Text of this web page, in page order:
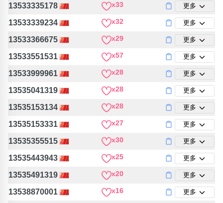
13533335178 x33 更多
13533339234 x32 更多
13533366675 x29 更多
13533551531 x57 更多
13533999961 x28 更多
13535041319 x28 更多
13535153134 x28 更多
13535153331 x27 更多
13535355515 x30 更多
13535443943 x25 更多
13535491319 x20 更多
13538870001 x16 更多